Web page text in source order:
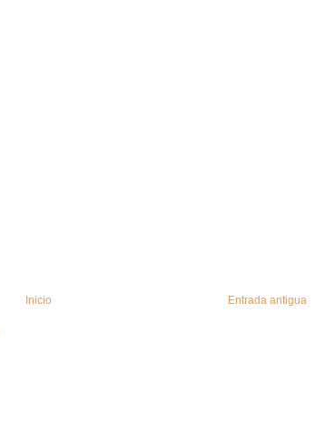
Entrada antigua
Inicio